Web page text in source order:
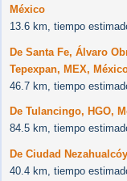
México
13.6 km, tiempo
De Santa Fe, Álvaro
Tepexpan, MEX,
46.7 km, tiempo
De Tulancingo, HGO,
84.5 km, tiempo
De Ciudad
40.4 km, tiempo